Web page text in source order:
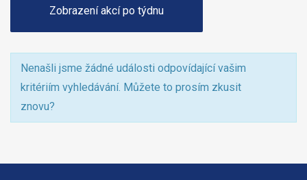
Zobrazení akcí po týdnu
Nenašli jsme žádné události odpovídající vašim
kritériím vyhledávání. Můžete to prosím zkusit
znovu?